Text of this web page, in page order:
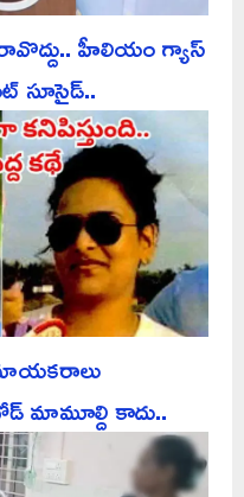
హీలియం గ్యాస్
సూసైడ్..
మామూల్ది కాదు..